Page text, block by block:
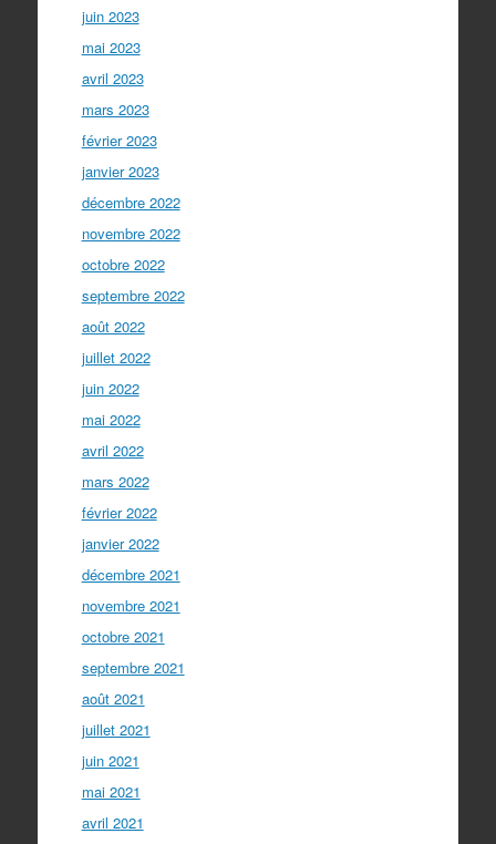
juin 2023
mai 2023
avril 2023
mars 2023
février 2023
janvier 2023
décembre 2022
novembre 2022
octobre 2022
septembre 2022
août 2022
juillet 2022
juin 2022
mai 2022
avril 2022
mars 2022
février 2022
janvier 2022
décembre 2021
novembre 2021
octobre 2021
septembre 2021
août 2021
juillet 2021
juin 2021
mai 2021
avril 2021